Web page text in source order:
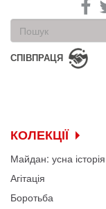
Пошукова
форма
Пошук
СПІВПРАЦЯ
КОЛЕКЦІЇ
Майдан: усна історія
Агітація
Боротьба